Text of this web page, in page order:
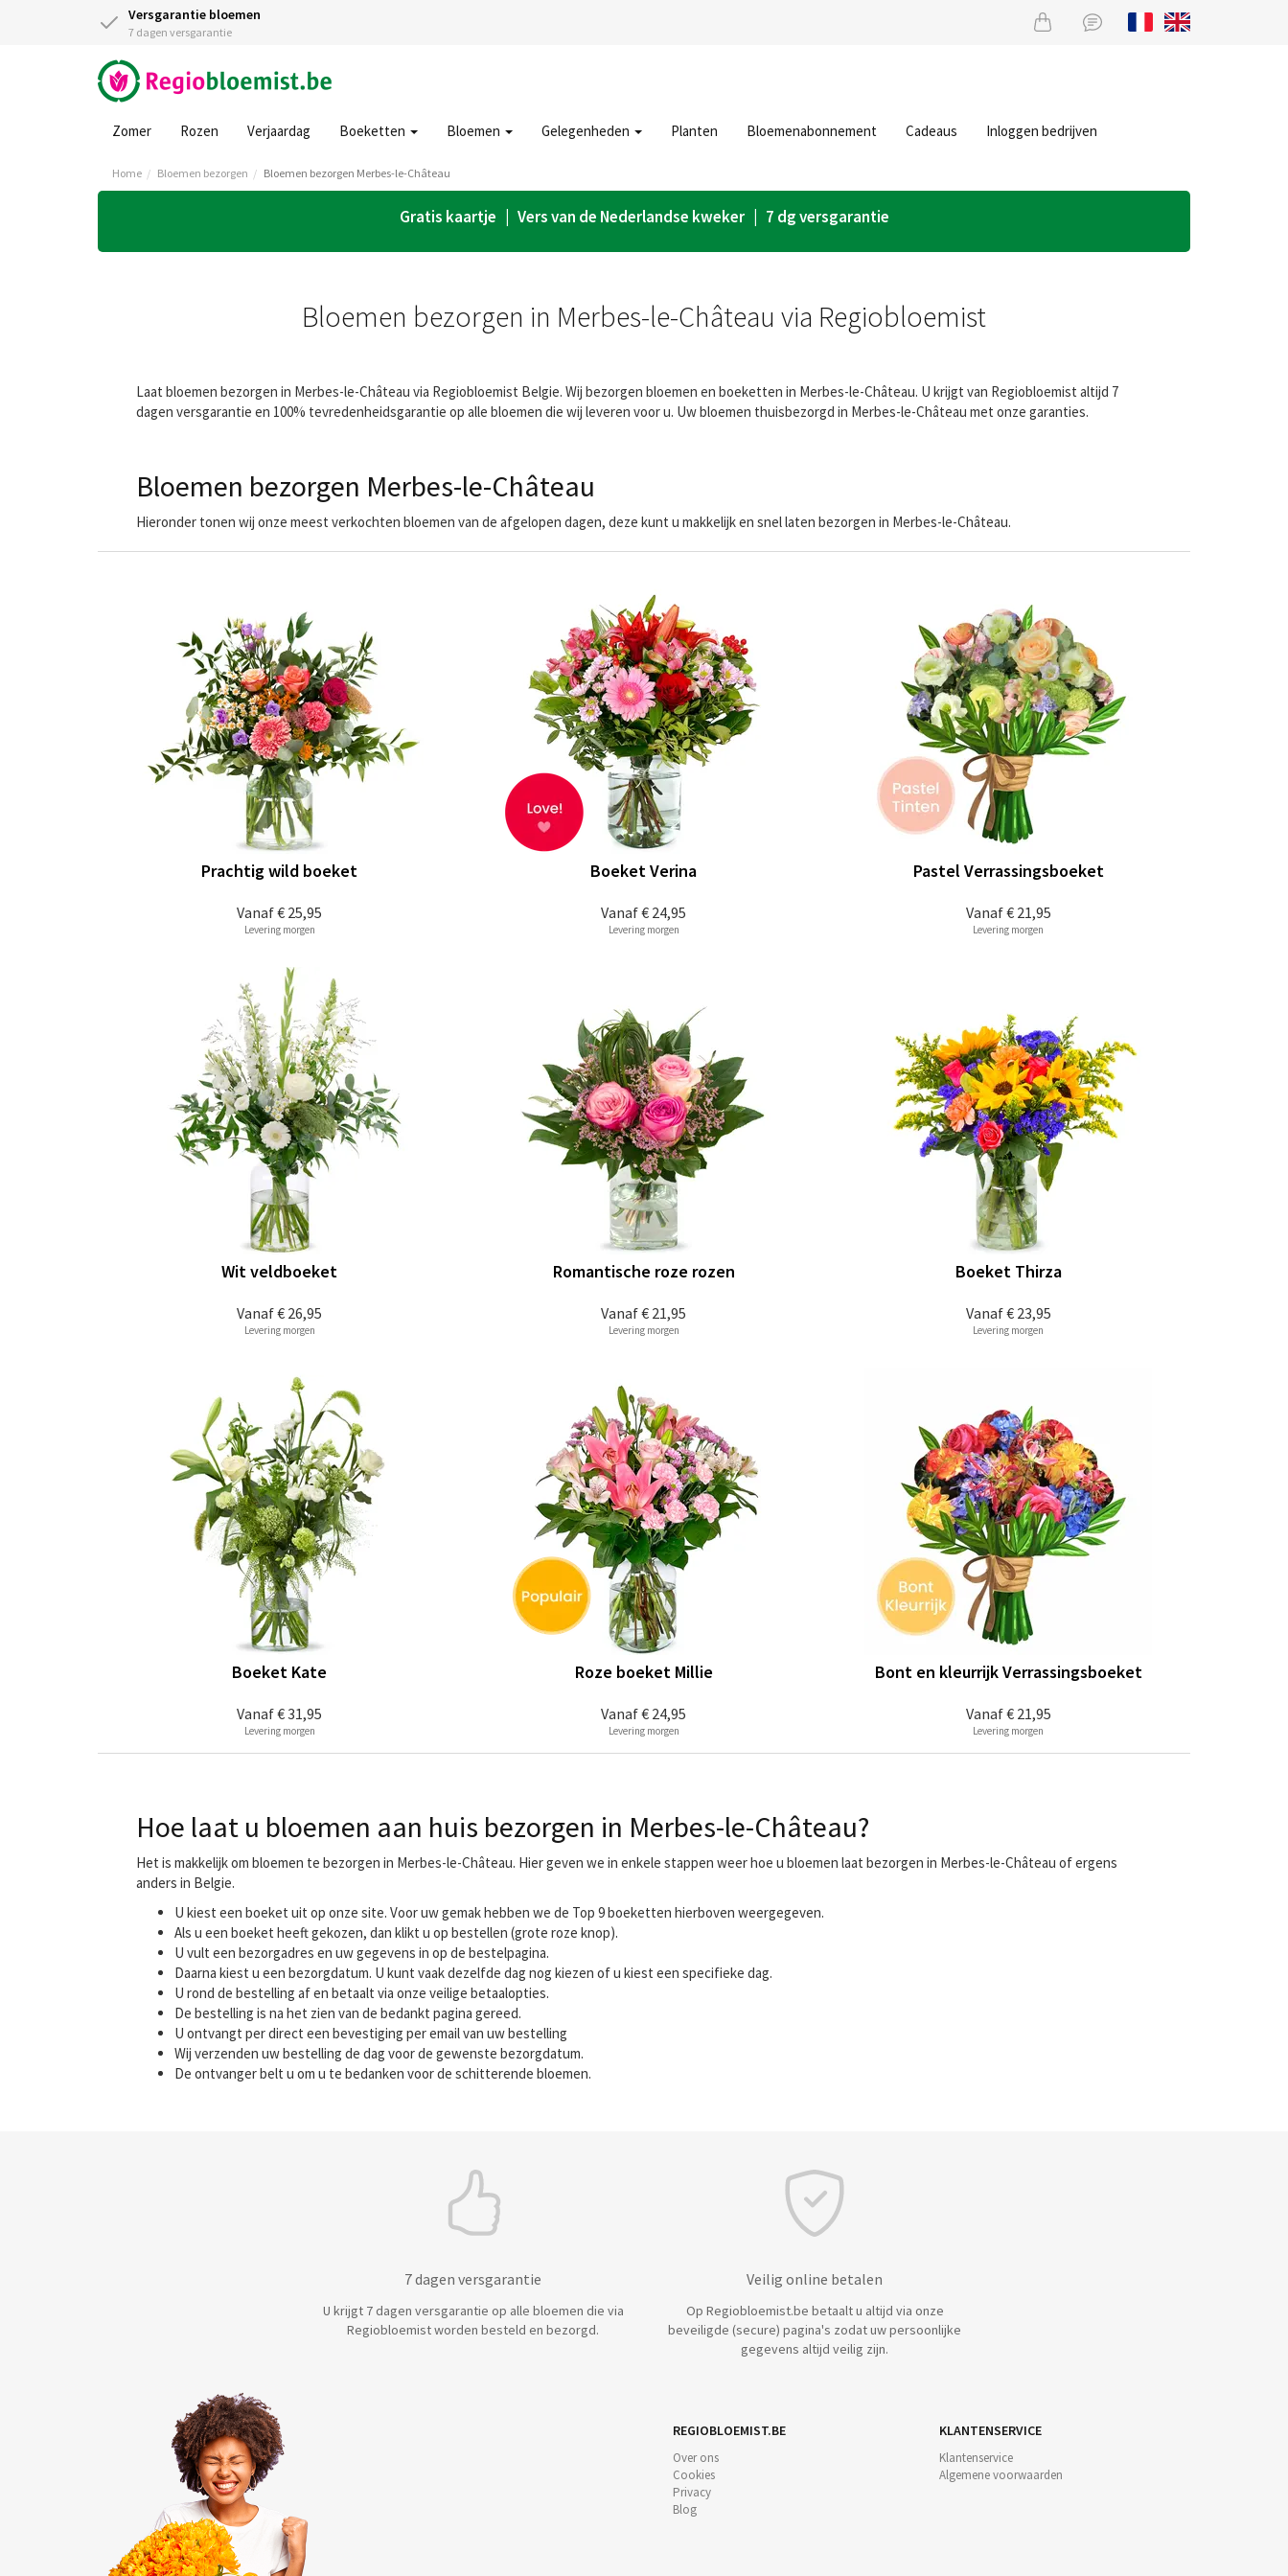
Versgarantie bloemen
7 dagen versgarantie
Zomer Rozen Verjaardag Boeketten Bloemen Gelegenheden Planten Bloemenabonnement Cadeaus Inloggen bedrijven
Home Bloemen bezorgen Bloemen bezorgen Merbes-le-Château
Gratis kaartje | Vers van de Nederlandse kweker | 7 dg versgarantie
Bloemen bezorgen in Merbes-le-Château via Regiobloemist
Laat bloemen bezorgen in Merbes-le-Château via Regiobloemist Belgie. Wij bezorgen bloemen en boeketten in Merbes-le-Château. U krijgt van Regiobloemist altijd 7
dagen versgarantie en 100% tevredenheidsgarantie op alle bloemen die wij leveren voor u. Uw bloemen thuisbezorgd in Merbes-le-Château met onze garanties.
Bloemen bezorgen Merbes-le-Château
Hieronder tonen wij onze meest verkochten bloemen van de afgelopen dagen, deze kunt u makkelijk en snel laten bezorgen in Merbes-le-Château.
Vanaf€ 25,95
Prachtig wild boeket
Levering morgen
Vanaf€ 24,95
Boeket Verina
Levering morgen
Vanaf€ 21,95
Pastel Verrassingsboeket
Levering morgen
Vanaf€ 26,95
Wit veldboeket
Levering morgen
Vanaf€ 21,95
Romantische roze rozen
Levering morgen
Vanaf€ 23,95
Boeket Thirza
Levering morgen
Vanaf€ 31,95
Boeket Kate
Levering morgen
Vanaf€ 24,95
Roze boeket Millie
Levering morgen
Vanaf€ 21,95
Bont en kleurrijk Verrassingsboeket
Levering morgen
Hoe laat u bloemen aan huis bezorgen in Merbes-le-Château?
Het is makkelijk om bloemen te bezorgen in Merbes-le-Château. Hier geven we in enkele stappen weer hoe u bloemen laat bezorgen in Merbes-le-Château of ergens
anders in Belgie.
U kiest een boeket uit op onze site. Voor uw gemak hebben we de Top 9 boeketten hierboven weergegeven.
Als u een boeket heeft gekozen, dan klikt u op bestellen (grote roze knop).
U vult een bezorgadres en uw gegevens in op de bestelpagina.
Daarna kiest u een bezorgdatum. U kunt vaak dezelfde dag nog kiezen of u kiest een specifieke dag.
U rond de bestelling af en betaalt via onze veilige betaalopties.
De bestelling is na het zien van de bedankt pagina gereed.
U ontvangt per direct een bevestiging per email van uw bestelling
Wij verzenden uw bestelling de dag voor de gewenste bezorgdatum.
De ontvanger belt u om u te bedanken voor de schitterende bloemen.
7 dagen versgarantie
U krijgt 7 dagen versgarantie op alle bloemen die via
Regiobloemist worden besteld en bezorgd.
Veilig online betalen
Op Regiobloemist.be betaalt u altijd via onze
beveiligde (secure) pagina's zodat uw persoonlijke
gegevens altijd veilig zijn.
REGIOBLOEMIST.BE
Over ons
Cookies
Privacy
Blog
KLANTENSERVICE
Klantenservice
Algemene voorwaarden